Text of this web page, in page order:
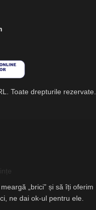
Toate drepturile rezervate.
„brici” și să îți oferim
ne dai ok-ul pentru ele.